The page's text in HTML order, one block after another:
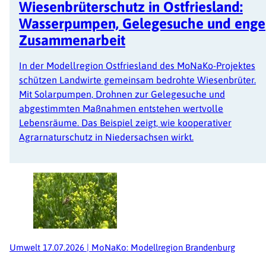
Wiesenbrüterschutz in Ostfriesland:
Wasserpumpen, Gelegesuche und enge
Zusammenarbeit
In der Modellregion Ostfriesland des MoNaKo-Projektes
schützen Landwirte gemeinsam bedrohte Wiesenbrüter.
Mit Solarpumpen, Drohnen zur Gelegesuche und
abgestimmten Maßnahmen entstehen wertvolle
Lebensräume. Das Beispiel zeigt, wie kooperativer
Agrarnaturschutz in Niedersachsen wirkt.
Umwelt 17.07.2026 | MoNaKo: Modellregion Brandenburg